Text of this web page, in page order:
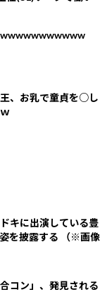
wwwwwwwwwww
王、お乳で童貞を○し
キに出演している豊
を披露する （※画像
コン」、発見される